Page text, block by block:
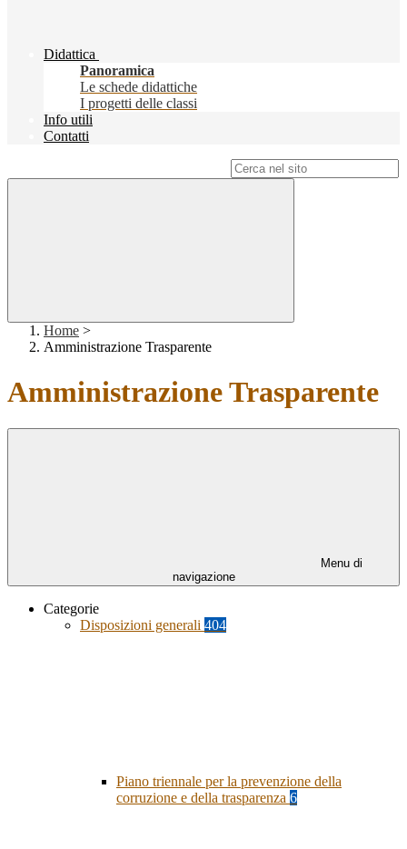
Didattica
Panoramica
Le schede didattiche
I progetti delle classi
Info utili
Contatti
Home >
Amministrazione Trasparente
Amministrazione Trasparente
Menu di
navigazione
Categorie
Disposizioni generali 404
Piano triennale per la prevenzione della
corruzione e della trasparenza 6